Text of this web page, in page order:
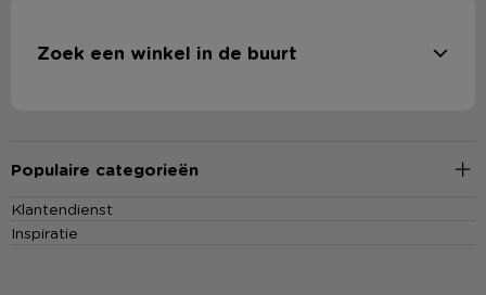
Zoek een winkel in de buurt
Populaire categorieën
Klantendienst
Inspiratie